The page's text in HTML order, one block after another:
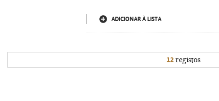
ADICIONAR À LISTA
12registos